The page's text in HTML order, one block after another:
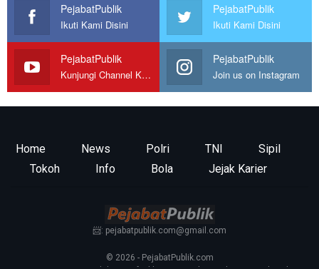
PejabatPublik
Ikuti Kami Disini
PejabatPublik
Ikuti Kami Disini
PejabatPublik
Kunjungi Channel Kami
PejabatPublik
Join us on Instagram
Home News Polri TNI
Sipil
Tokoh
Info Bola Jejak Karier
📨: pejabatpublik.com@gmail.com
© 2026 - PejabatPublik.com